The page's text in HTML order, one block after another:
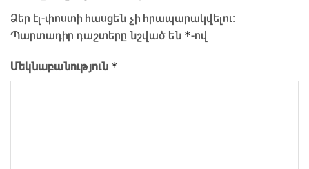
Ձեր էլ-փոստի հասցեն չի հրապարակվելու։
Պարտադիր դաշտերը նշված են *-ով
Մեկնաբանություն *